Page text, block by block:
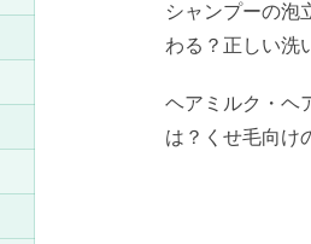
シャンプーの泡
わる？正しい洗
ヘアミルク・ヘ
は？くせ毛向け